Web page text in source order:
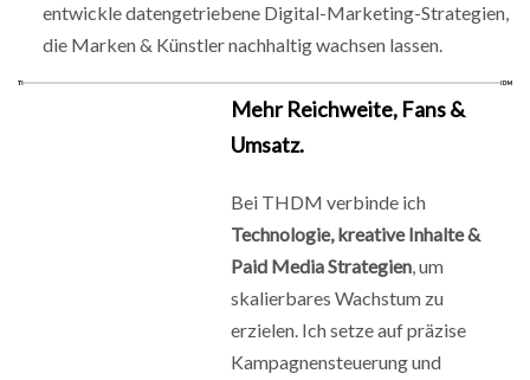
entwickle datengetriebene Digital-Marketing-Strategien,
die Marken & Künstler nachhaltig wachsen lassen.
Mehr Reichweite, Fans &
Umsatz.
Bei THDM verbinde ich
Technologie, kreative Inhalte &
Paid Media Strategien, um
skalierbares Wachstum zu
erzielen. Ich setze auf präzise
Kampagnensteuerung und